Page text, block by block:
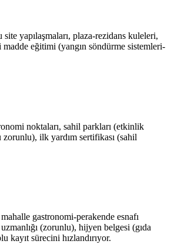
yapılaşmaları, plaza-rezidans kuleleri,
eğitimi (yangın söndürme sistemleri-
noktaları, sahil parkları (etkinlik
ilk yardım sertifikası (sahil
gastronomi-perakende esnafı
(zorunlu), hijyen belgesi (gıda
kayıt sürecini hızlandırıyor.